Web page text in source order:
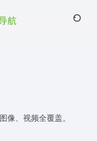
像、视频全覆盖。